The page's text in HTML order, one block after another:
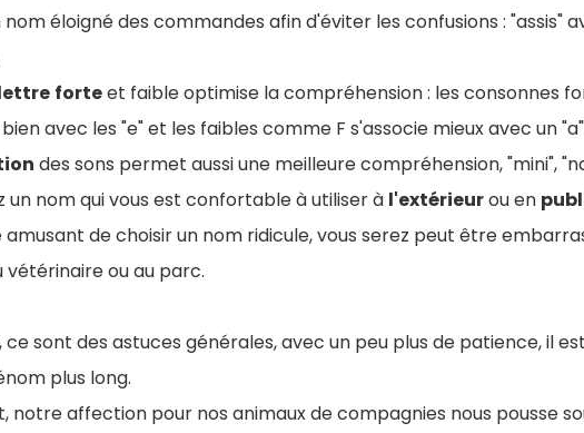
nom éloigné des commandes afin d'éviter les confusions : "assis"
forteet faible optimise la compréhension : les consonnes
avec les "e" et les faibles comme F s'associe mieux avec un "a"
des sons permet aussi une meilleure compréhension, "mini",
un nom qui vous est confortable à utiliser à l'extérieurou en
de choisir un nom ridicule, vous serez peut être
vétérinaire ou au parc.
ce sont des astuces générales, avec un peu plus de patience, il
plus long.
notre affection pour nos animaux de compagnies nous pousse